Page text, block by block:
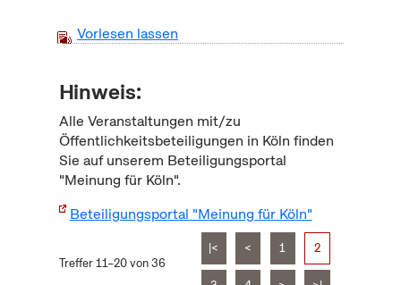
Vorlesen lassen
Hinweis:
Alle Veranstaltungen mit/zu
Öffentlichkeitsbeteiligungen in Köln finden
Sie auf unserem Beteiligungsportal
"Meinung für Köln".
Beteiligungsportal "Meinung für Köln"
Treffer 11–20 von 36
|< < 1 2